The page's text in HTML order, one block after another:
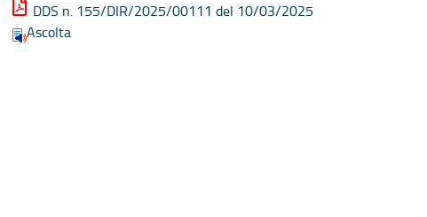
DDS n. 155/DIR/2025/00111 del 10/03/2025
Ascolta